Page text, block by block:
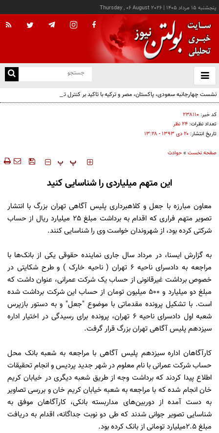
پنجشنبه ۱۵ مرداد ۱۴۰۵ |
Thursday , 06 August 2026
باز
و
نشست چهارجانبه سعودی، پاکستان، مصر و ترکیه با تاکید بر کنترل تنش‌ها
کد خبر: ۲۳۸۱۱۰
تعداد نظرات: ۲۴ نظر
تاریخ انتشار: ۲۰ دی ۱۳۹۳ - ۱۳:۲۸
صفحه نخست »حوادث
‍‍‍ پ پ
این متهم میلیاردی را شناسایی کنید
معاون مبارزه با جعل و کلاهبرداری پلیس آگاهی تهران بزرگ با انتشار
تصویر متهم فراری که اقدام به برداشت مبلغ 25 میلیارد ریال از حساب
شرکتی کرده بود، از شهروندان خواست وی را شناسایی کنند.
به گزارش ایسنا، در مرداد سال جاری نماینده حقوقی یکی از بانک‌ها با
مراجعه به دادسرای ناحیه 6 تهران ( ناحیه خارک ) و طرح شکایتی در
خصوص برداشت غیرقانونی از حساب یک شرکت عمرانی، عنوان داشت که
مبلغ دو میلیارد و 500 میلیون تومان از حساب این شرکت برداشت شده
است. با تشکیل پرونده مقدماتی با موضوع "جعل" و به دستور بازپرس
شعبه اول دادسرای ناحیه 6 تهران، پرونده برای رسیدگی در اختیار اداره
سیزدهم پلیس آگاهی تهران بزرگ قرار گرفت.
کارآگاهان اداره سیزدهم پلیس آگاهی با مراجعه به شعبه بانک محل
حساب شرکت عمرانی با نام معلوم در شهر جدید پردیس و انجام تحقیقات
اطلاع پیدا کردند که برداشت وجه از طریق شعبه دیگری در خیابان کریم
خان انجام شده که با مراجعه به شعبه خیابان کریم خان و بررسی تصاویر
به‌ دست آمده از دوربین‌های مداربسته بانکی، کارآگاهان موفق به
شناسایی تصویر جوانی شدند که طی دو نوبت جداگانه، اقدام به دریافت
مبلغ 2.5میلیارد تومانی از بانک کرده بود.